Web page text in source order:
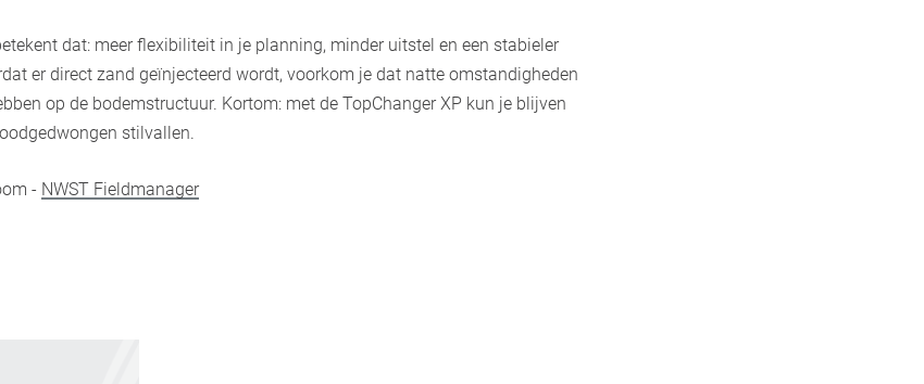
dat: meer flexibiliteit in je planning, minder uitstel en een stabieler
er direct zand geïnjecteerd wordt, voorkom je dat natte omstandigheden
op de bodemstructuur. Kortom: met de TopChanger XP kun je blijven
stilvallen.
- NWST Fieldmanager